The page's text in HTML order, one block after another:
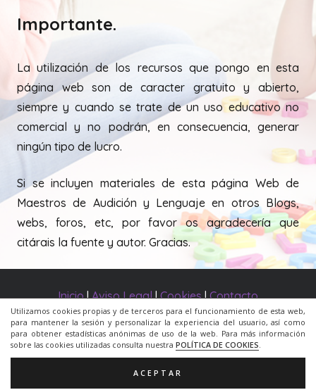
Utilizamos cookies propias y de terceros para el funcionamiento de esta web,
para mantener la sesión y personalizar la experiencia del usuario, así como
para obtener estadísticas anónimas de uso de la web. Para más información
sobre las cookies utilizadas consulta nuestra POLÍTICA DE COOKIES.
ACEPTAR
Importante.
La utilización de los recursos que pongo en esta
página web son de caracter gratuito y abierto,
siempre y cuando se trate de un uso educativo no
comercial y no podrán, en consecuencia, generar
ningún tipo de lucro.
Si se incluyen materiales de esta página Web de
Maestros de Audición y Lenguaje en otros Blogs,
webs, foros, etc, por favor os agradecería que
citárais la fuente y autor. Gracias.
Inicio|Aviso Legal|Cookies|Contacto
© 2020 Todos los derechos reservados. Una web de
ACRILONIA